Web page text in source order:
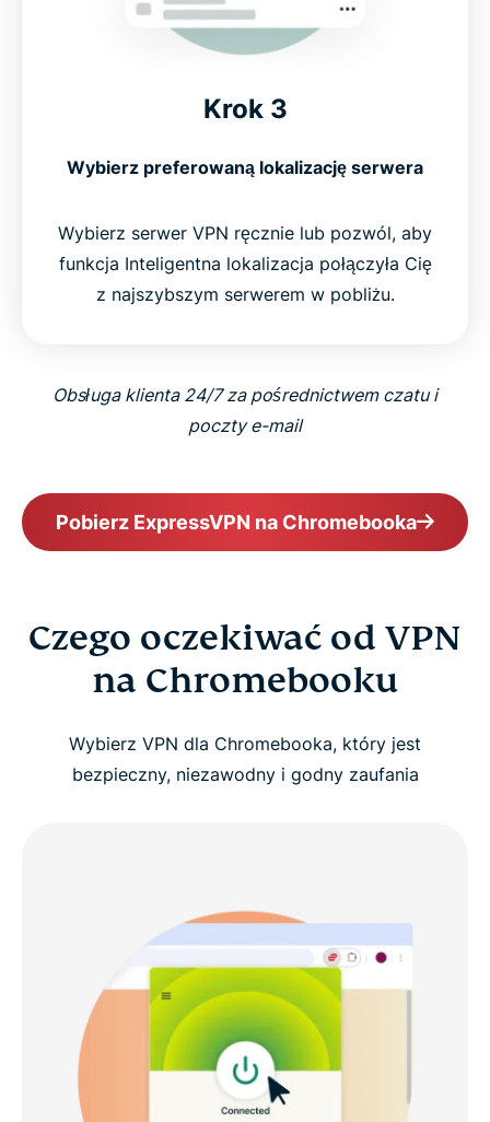
Krok 3
Wybierz preferowaną lokalizację serwera
Wybierz serwer VPN ręcznie lub pozwól, aby
funkcja Inteligentna lokalizacja połączyła Cię
z najszybszym serwerem w pobliżu.
Obsługa klienta 24/7 za pośrednictwem czatu i
poczty e-mail
Pobierz ExpressVPN na Chromebooka
Czego oczekiwać od VPN
na Chromebooku
Wybierz VPN dla Chromebooka, który jest
bezpieczny, niezawodny i godny zaufania